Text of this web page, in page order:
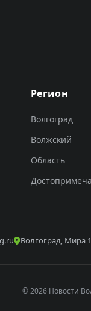
Регион
Волгоград
Волжский
Область
Волгоград, Мира
© 2026 Новости